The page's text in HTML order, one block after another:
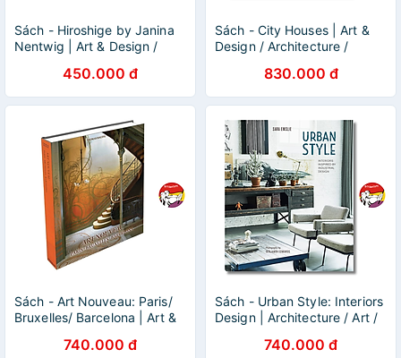
Sách - Hiroshige by Janina
Nentwig | Art & Design /
Bìa cứng / Nghệ thuật
450.000 đ
Sách - City Houses | Art &
Design / Architecture /
Bìa cứng / Kiến trúc
830.000 đ
Sách - Art Nouveau: Paris/
Bruxelles/ Barcelona | Art &
Nhập khẩu UK740.000 đ
Sách - Urban Style: Interiors
Design | Architecture / Art /
Bìa cứng740.000 đ